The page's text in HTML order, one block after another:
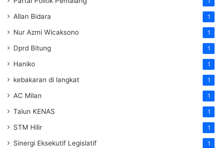
Allan Bidara 1
Nur Azmi Wicaksono 1
Dprd Bitung 1
Haniko 1
kebakaran di langkat 1
AC Milan 1
Talun KENAS 1
STM Hilir 1
Sinergi Eksekutif Legislatif 1